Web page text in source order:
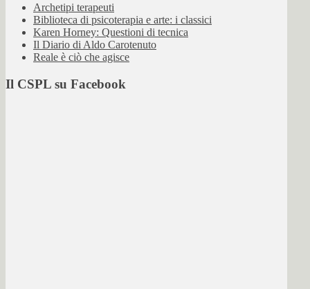
Archetipi terapeuti
Biblioteca di psicoterapia e arte: i classici
Karen Horney: Questioni di tecnica
Il Diario di Aldo Carotenuto
Reale è ciò che agisce
Il CSPL su Facebook